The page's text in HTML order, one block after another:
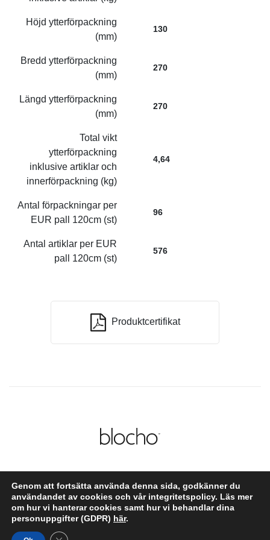
Höjd ytterförpackning
(mm)
130
Bredd ytterförpackning
(mm)
270
Längd ytterförpackning
(mm)
270
Total vikt
ytterförpackning
inklusive artiklar och
innerförpackning (kg)
4,64
Antal förpackningar per
EUR pall 120cm (st)
96
Antal artiklar per EUR
pall 120cm (st)
576
Produktcertifikat
Integritetspolicy och cookies
Följ oss på instagram
Genom att fortsätta använda denna sida, godkänner du
användandet av cookies och vår integritetspolicy. Läs mer
om hur vi hanterar cookies samt hur vi behandlar dina
personuppgifter (GDPR) här.